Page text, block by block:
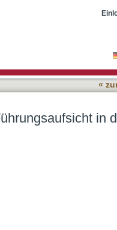
«
in